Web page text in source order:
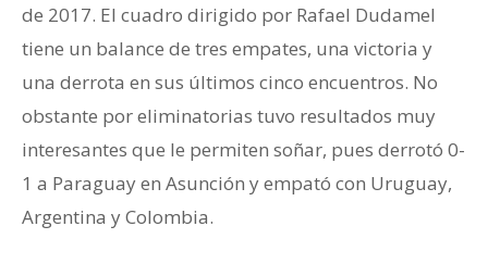
de 2017. El cuadro dirigido por Rafael Dudamel
tiene un balance de tres empates, una victoria y
una derrota en sus últimos cinco encuentros. No
obstante por eliminatorias tuvo resultados muy
interesantes que le permiten soñar, pues derrotó 0-
1 a Paraguay en Asunción y empató con Uruguay,
Argentina y Colombia.